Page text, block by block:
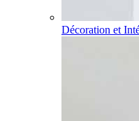
Décoration et